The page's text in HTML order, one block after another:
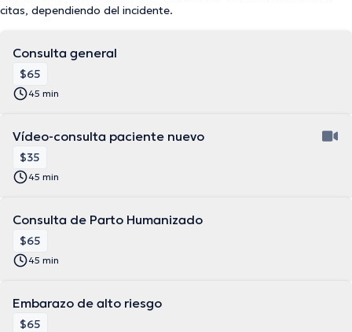
citas, dependiendo del incidente.
Consulta general
$65
45 min
Vídeo-consulta paciente nuevo
$35
45 min
Consulta de Parto Humanizado
$65
45 min
Embarazo de alto riesgo
$65